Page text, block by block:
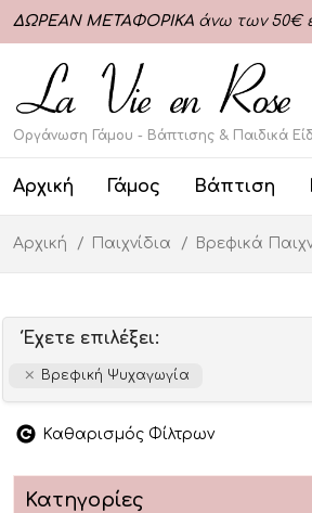
ΔΩΡΕΑΝ ΜΕΤΑΦΟΡΙΚΑ άνω των 50€
Οργάνωση Γάμου - Βάπτισης & Παιδικά
Αρχική Γάμος Βάπτιση
Αρχική Παιχνίδια Βρεφικά
Έχετε επιλέξει:
Βρεφική Ψυχαγωγία
Καθαρισμός Φίλτρων
Κατηγορίες